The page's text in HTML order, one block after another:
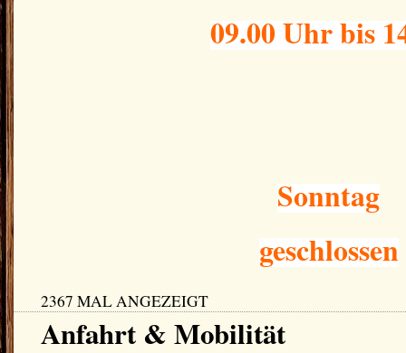
09.00 Uhr bis
Sonntag
geschlossen
2367 MAL ANGEZEIGT
Anfahrt & Mobilität